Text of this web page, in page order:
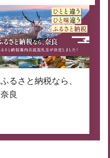
ふるさと納税なら、
奈良